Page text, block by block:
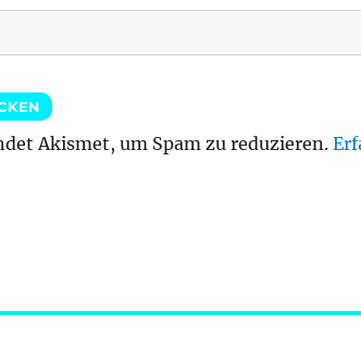
Akismet, um Spam zu reduzieren.